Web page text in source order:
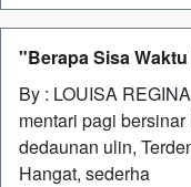
"Berapa Sisa
By : LOUISA
mentari pagi
dedaunan ulin,
Hangat, sederha